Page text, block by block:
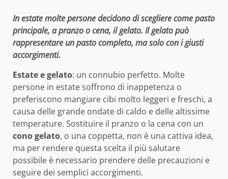
In estate molte persone decidono di scegliere come pasto
principale, a pranzo o cena, il gelato. Il gelato può
rappresentare un pasto completo, ma solo con i giusti
accorgimenti.
Estate e gelato: un connubio perfetto. Molte
persone in estate soffrono di inappetenza o
preferiscono mangiare cibi molto leggeri e freschi, a
causa delle grande ondate di caldo e delle altissime
temperature. Sostituire il pranzo o la cena con un
cono gelato, o una coppetta, non è una cattiva idea,
ma per rendere questa scelta il più salutare
possibile è necessario prendere delle precauzioni e
seguire dei semplici accorgimenti.